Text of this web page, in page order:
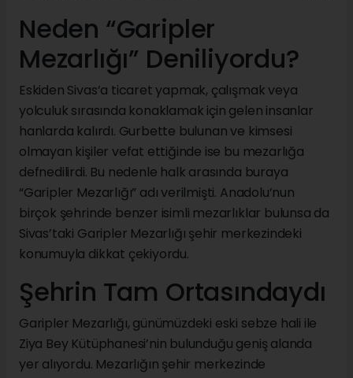
Neden “Garipler
Mezarlığı” Deniliyordu?
Eskiden Sivas’a ticaret yapmak, çalışmak veya
yolculuk sırasında konaklamak için gelen insanlar
hanlarda kalırdı. Gurbette bulunan ve kimsesi
olmayan kişiler vefat ettiğinde ise bu mezarlığa
defnedilirdi. Bu nedenle halk arasında buraya
“Garipler Mezarlığı” adı verilmişti. Anadolu’nun
birçok şehrinde benzer isimli mezarlıklar bulunsa da
Sivas’taki Garipler Mezarlığı şehir merkezindeki
konumuyla dikkat çekiyordu.
Şehrin Tam Ortasındaydı
Garipler Mezarlığı, günümüzdeki eski sebze hali ile
Ziya Bey Kütüphanesi’nin bulunduğu geniş alanda
yer alıyordu. Mezarlığın şehir merkezinde